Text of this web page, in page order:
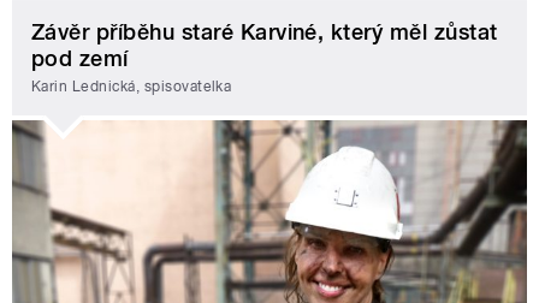
Závěr příběhu staré Karviné, který měl zůstat
pod zemí
Karin Lednická, spisovatelka